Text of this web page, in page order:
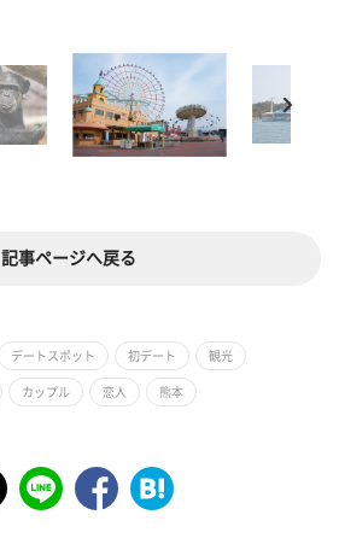
記事ページへ戻る
デートスポット 初デート 観光
カップル 恋人 熊本